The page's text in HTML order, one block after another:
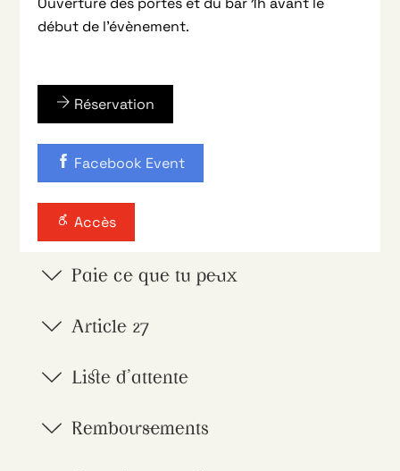
début de l’évènement.
Réservation
Facebook Event
Accès
Paie ce que tu peux
Article 27
Liste d'attente
Remboursements